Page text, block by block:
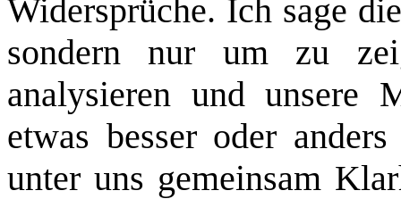
Widersprü­che. Ich sage
sondern nur um zu
analysieren und unsere
etwas besser oder
unter uns gemeinsam